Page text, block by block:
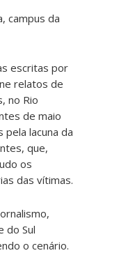
campus da
escritas por
relatos de
no Rio
de maio
lacuna da
que,
os
das vítimas.
do Sul
o cenário.